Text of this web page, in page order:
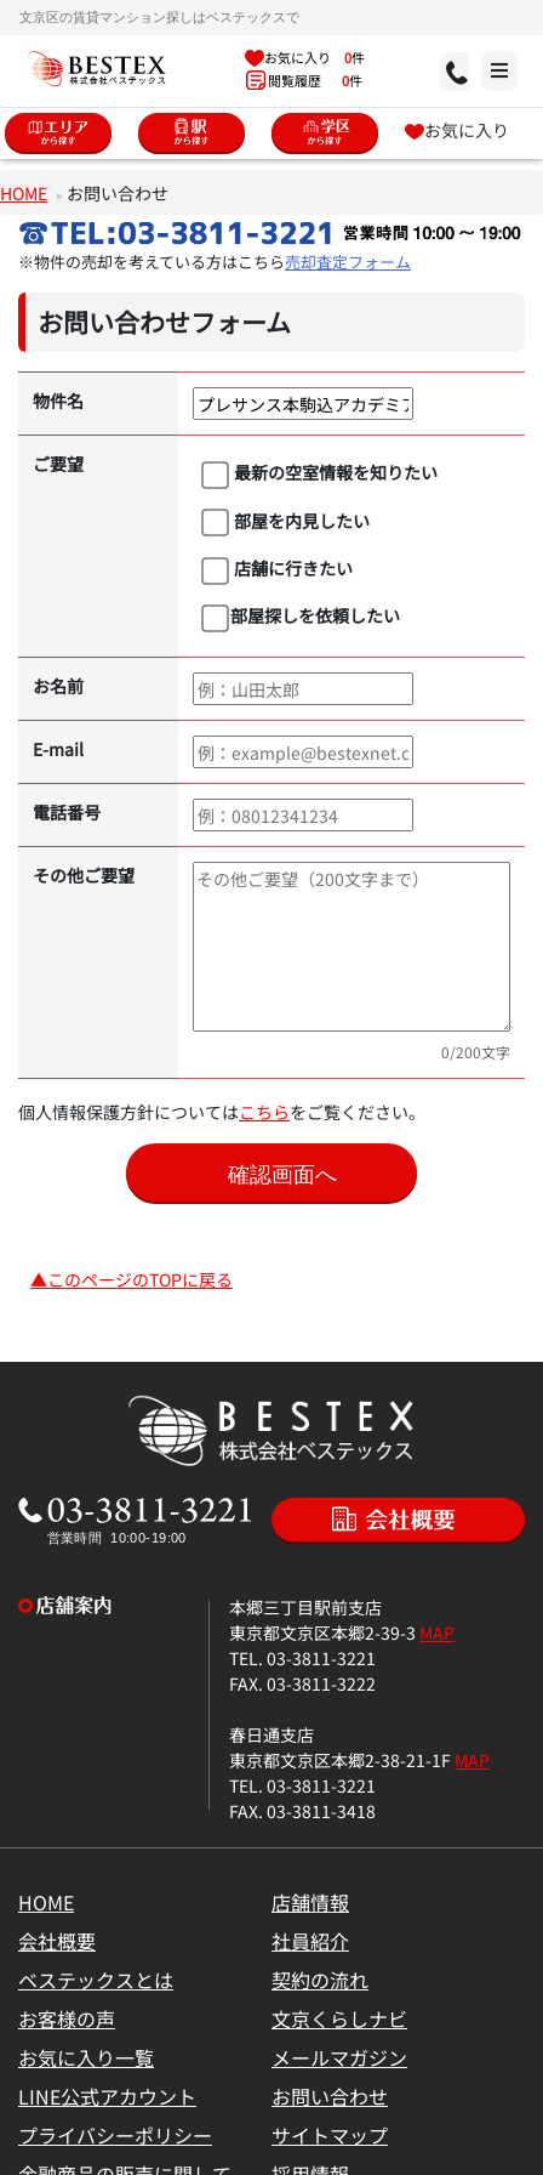
文京区の賃貸マンション探しはベステックスで
お気に入り 0件
閲覧履歴 0件
お気に入り
HOME お問い合わせ
※物件の売却を考えている方はこちら売却査定フォーム
お問い合わせフォーム
物件名
ご要望
最新の空室情報を知りたい
部屋を内見したい
店舗に行きたい
部屋探しを依頼したい
お名前
E-mail
電話番号
その他ご要望
0/200文字
個人情報保護方針についてはこちらをご覧ください。
▲このページのTOPに戻る
本郷三丁目駅前支店
東京都文京区本郷2-39-3 MAP
TEL. 03-3811-3221
FAX. 03-3811-3222
春日通支店
東京都文京区本郷2-38-21-1FMAP
TEL. 03-3811-3221
FAX. 03-3811-3418
HOME
店舗情報
会社概要
社員紹介
ベステックスとは
契約の流れ
お客様の声
文京くらしナビ
お気に入り一覧
メールマガジン
LINE公式アカウント
お問い合わせ
プライバシーポリシー
サイトマップ